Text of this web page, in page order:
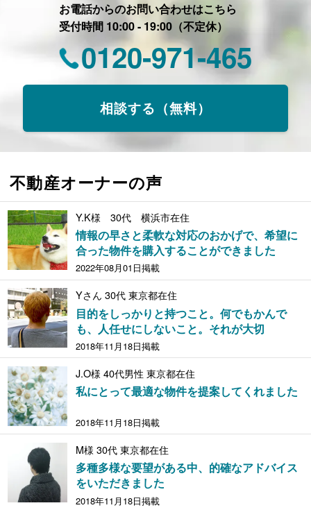
お電話からのお問い合わせはこちら
受付時間 10:00 - 19:00（不定休）
0120-971-465
相談する（無料）
不動産オーナーの声
Y.K様 30代 横浜市在住
情報の早さと柔軟な対応のおかげで、希望に
合った物件を購入することができました
2022年08月01日掲載
Yさん 30代 東京都在住
目的をしっかりと持つこと。何でもかんで
も、人任せにしないこと。それが大切
2018年11月18日掲載
J.O様 40代男性 東京都在住
私にとって最適な物件を提案してくれました
2018年11月18日掲載
M様 30代 東京都在住
多種多様な要望がある中、的確なアドバイス
をいただきました
2018年11月18日掲載